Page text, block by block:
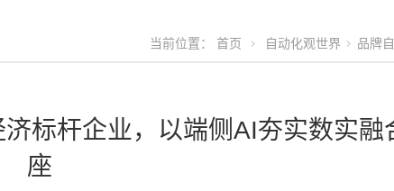
当前位置： 首页 自动化观世界 品牌
标杆企业，以端侧AI夯实数实融
座